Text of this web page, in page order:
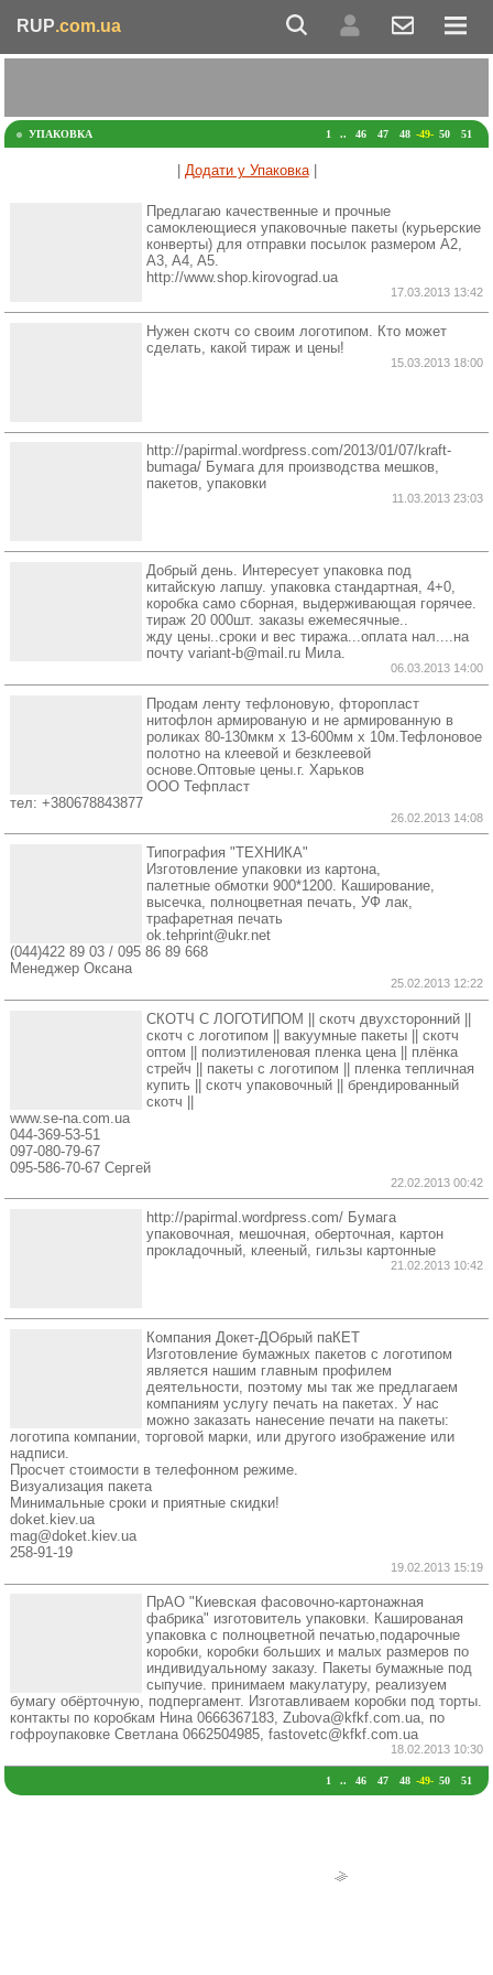
RUP.com.ua
УПАКОВКА 1 .. 46 47 48 -49- 50 51
Додати у Упаковка|
Предлагаю качественные и прочные
самоклеющиеся упаковочные пакеты (курьерские
конверты) для отправки посылок размером А2,
A3, A4, A5.
http://www.shop.kirovograd.ua
17.03.2013 13:42
Нужен скотч со своим логотипом. Кто может
сделать, какой тираж и цены!
15.03.2013 18:00
http://papirmal.wordpress.com/2013/01/07/kraft-
bumaga/ Бумага для производства мешков,
пакетов, упаковки
11.03.2013 23:03
Добрый день. Интересует упаковка под
китайскую лапшу. упаковка стандартная, 4+0,
коробка само сборная, выдерживающая горячее.
тираж 20 000шт. заказы ежемесячные..
жду цены..сроки и вес тиража...оплата нал....на
почту variant-b@mail.ru Мила.
06.03.2013 14:00
Продам ленту тефлоновую, фторопласт
нитофлон армированую и не армированную в
роликах 80-130мкм х 13-600мм х 10м.Тефлоновое
полотно на клеевой и безклеевой
основе.Оптовые цены.г. Харьков
ООО Тефпласт
тел: +380678843877
26.02.2013 14:08
Типография "ТЕХНИКА"
Изготовление упаковки из картона,
палетные обмотки 900*1200. Каширование,
высечка, полноцветная печать, УФ лак,
трафаретная печать
ok.tehprint@ukr.net
(044)422 89 03 / 095 86 89 668
Менеджер Оксана
25.02.2013 12:22
СКОТЧ С ЛОГОТИПОМ || cкотч двухсторонний ||
скотч с логотипом || вакуумные пакеты || скотч
оптом || полиэтиленовая пленка цена || плёнка
стрейч || пакеты с логотипом || пленка тепличная
купить || скотч упаковочный || брендированный
скотч ||
www.se-na.com.ua
044-369-53-51
097-080-79-67
095-586-70-67 Сергей
22.02.2013 00:42
http://papirmal.wordpress.com/ Бумага
упаковочная, мешочная, оберточная, картон
прокладочный, клееный, гильзы картонные
21.02.2013 10:42
Компания Докет-ДОбрый паКЕТ
Изготовление бумажных пакетов с логотипом
является нашим главным профилем
деятельности, поэтому мы так же предлагаем
компаниям услугу печать на пакетах. У нас
можно заказать нанесение печати на пакеты:
логотипа компании, торговой марки, или другого изображение или
надписи.
Просчет стоимости в телефонном режиме.
Визуализация пакета
Минимальные сроки и приятные скидки!
doket.kiev.ua
mag@doket.kiev.ua
258-91-19
19.02.2013 15:19
ПрАО "Киевская фасовочно-картонажная
фабрика" изготовитель упаковки. Кашированая
упаковка с полноцветной печатью,подарочные
коробки, коробки больших и малых размеров по
индивидуальному заказу. Пакеты бумажные под
сыпучие. принимаем макулатуру, реализуем
бумагу обёрточную, подпергамент. Изготавливаем коробки под торты.
контакты по коробкам Нина 0666367183, Zubova@kfkf.com.ua, по
гофроупаковке Светлана 0662504985, fastovetc@kfkf.com.ua
18.02.2013 10:30
1 .. 46 47 48 -49- 50 51